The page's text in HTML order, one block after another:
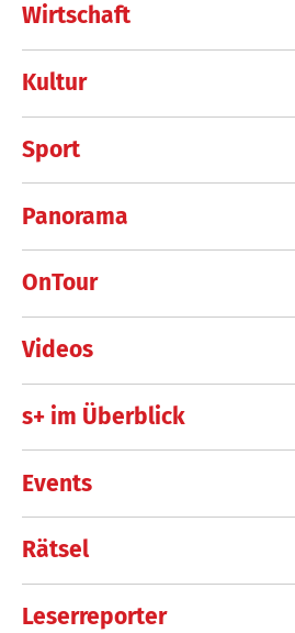
Wirtschaft
Kultur
Sport
Panorama
OnTour
Videos
s+ im Überblick
Events
Rätsel
Leserreporter